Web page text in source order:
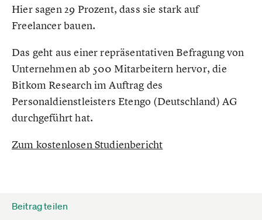
Hier sagen 29 Prozent, dass sie stark auf
Freelancer bauen.
Das geht aus einer repräsentativen Befragung von
Unternehmen ab 500 Mitarbeitern hervor, die
Bitkom Research im Auftrag des
Personaldienstleisters Etengo (Deutschland) AG
durchgeführt hat.
Zum kostenlosen Studienbericht
Beitrag teilen